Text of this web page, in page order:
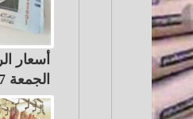
الجمعة 7 أغسطس 2026